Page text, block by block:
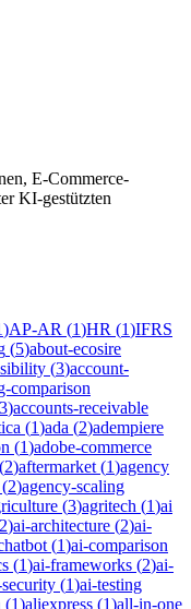
E-Commerce-
KI-gestützten
)AP-AR (1)HR (1)IFRS
(5)about-ecosire
(3)account-
comparison
3)accounts-receivable
(1)ada (2)adempiere
(1)adobe-commerce
(2)aftermarket (1)agency
(2)agency-scaling
(3)agritech (1)ai
2)ai-architecture (2)ai-
(1)ai-comparison
(1)ai-frameworks (2)ai-
(1)ai-testing
(1)aliexpress (1)all-in-one